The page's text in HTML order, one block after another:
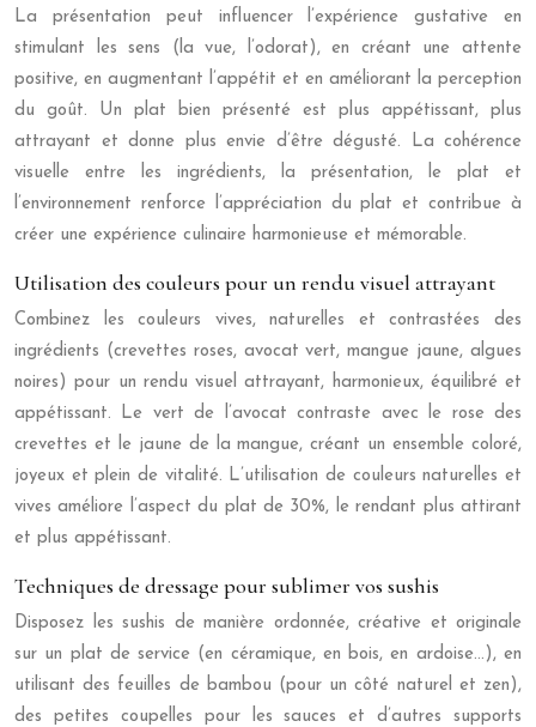
La présentation peut influencer l’expérience gustative en
stimulant les sens (la vue, l’odorat), en créant une attente
positive, en augmentant l’appétit et en améliorant la perception
du goût. Un plat bien présenté est plus appétissant, plus
attrayant et donne plus envie d’être dégusté. La cohérence
visuelle entre les ingrédients, la présentation, le plat et
l’environnement renforce l’appréciation du plat et contribue à
créer une expérience culinaire harmonieuse et mémorable.
Utilisation des couleurs pour un rendu visuel attrayant
Combinez les couleurs vives, naturelles et contrastées des
ingrédients (crevettes roses, avocat vert, mangue jaune, algues
noires) pour un rendu visuel attrayant, harmonieux, équilibré et
appétissant. Le vert de l’avocat contraste avec le rose des
crevettes et le jaune de la mangue, créant un ensemble coloré,
joyeux et plein de vitalité. L’utilisation de couleurs naturelles et
vives améliore l’aspect du plat de 30%, le rendant plus attirant
et plus appétissant.
Techniques de dressage pour sublimer vos sushis
Disposez les sushis de manière ordonnée, créative et originale
sur un plat de service (en céramique, en bois, en ardoise…), en
utilisant des feuilles de bambou (pour un côté naturel et zen),
des petites coupelles pour les sauces et d’autres supports